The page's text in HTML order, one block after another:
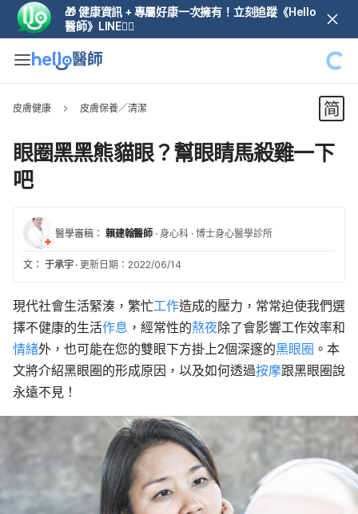
🎁 健康資訊 + 專屬好康一次擁有！立刻追蹤《Hello
醫師》LINE👆🏼
皮膚健康 皮膚保養／清潔
眼圈黑黑熊貓眼？幫眼睛馬殺雞一下
吧
醫學審稿： 賴建翰醫師 · 身心科 · 博士身心醫學診所
文： 于承宇 · 更新日期：2022/06/14
現代社會生活緊湊，繁忙工作造成的壓力，常常迫使我們選
擇不健康的生活作息 ，經常性的熬夜除了會影響工作效率和
情緒外，也可能在您的雙眼下方掛上2個深邃的黑眼圈 。本
文將介紹黑眼圈的形成原因，以及如何透過按摩跟黑眼圈說
永遠不見！